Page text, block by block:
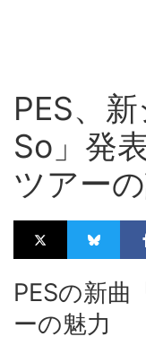
PES、
So」発
ツアー
PESの新曲
ーの魅力